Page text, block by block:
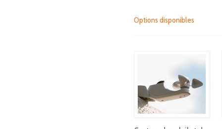
Options disponibles